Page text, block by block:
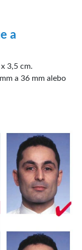
a
3,5 cm.
a 36 mm alebo